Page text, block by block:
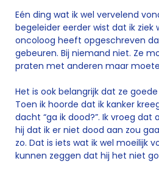
Eén ding wat ik wel vervelend
begeleider eerder wist dat ik ziek
oncoloog heeft opgeschreven
gebeuren. Bij niemand niet. Ze
praten met anderen maar
Het is ook belangrijk dat ze
Toen ik hoorde dat ik kanker
dacht “ga ik dood?”. Ik vroeg dat
hij dat ik er niet dood aan zou
zo. Dat is iets wat ik wel moeilijk
kunnen zeggen dat hij het niet